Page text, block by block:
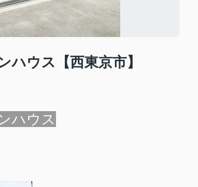
ウス【西東京市】
ハウス